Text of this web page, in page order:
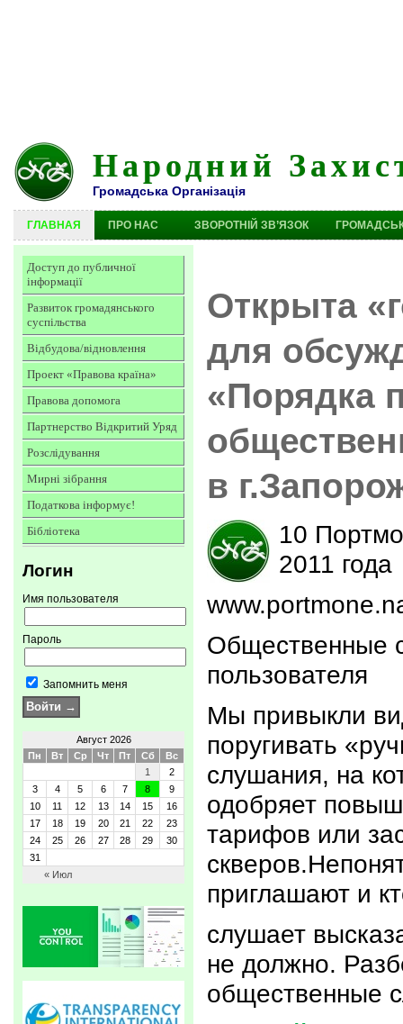
Народний
Громадська Організація
ГЛАВНАЯ ПРО НАС ЗВОРОТНІЙ ЗВ’ЯЗОК
Доступ до публичної
інформації
Развиток громадянського
суспільства
Відбудова/відновлення
Проект «Правова країна»
Правова допомога
Партнерство Відкритий Уряд
Розслідування
Мирні зібрання
Податкова інформує!
Бібліотека
Логин
Имя пользователя
Пароль
Запомнить меня
Август 2026
Пн
Вт Ср Чт Пт Сб Вс
« Июл
1
2
3
4 5 6 7 8
9
10
11 12 13 14 15
16
17
18 19 20 21 22
23
24
25 26 27 28 29
30
31
Открыта
для
«Порядка
в
10
2011 года
Общественные
пользователя
Мы привыкли
поругивать
слушания, на
одобряет
тарифов или
приглашают и
слушает
не должно.
общественные